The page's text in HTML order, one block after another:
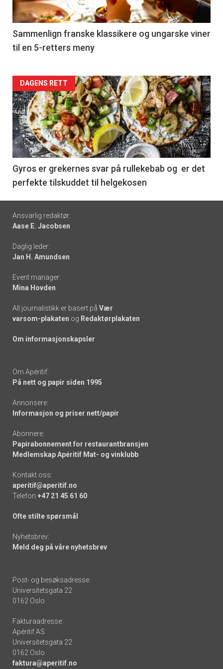
-
5
Sammenlign franske klassikere og ungarske viner
til en 5-retters meny
Forsiden
akkurat
nå
-
6
DAGENS RETT
Gyros er grekernes svar på rullekebab og er det
perfekte tilskuddet til helgekosen
Footer
-
links
Ansvarlig redaktør:
Aase E. Jacobsen
Daglig leder:
Jan H. Amundsen
Event manager:
Mina Hovden
All journalistikk er basert på Vær
varsom-plakaten og Redaktørplakaten
Om informasjonskapsler
Om Apéritif:
På nett og papir siden 1995
Annonsere:
Informasjon og priser nett/papir
Abonnere:
Papirabonnement for restaurantbransjen
Medlemskap Apéritif Mat- og vinklubb
Kontakt oss:
aperitif@aperitif.no
Telefon +47 21 45 61 60
Ofte stilte spørsmål
Nyhetsbrev:
Meld deg på våre nyhetsbrev
Post- og besøksadresse:
Universitetsgata 22
0162 Oslo
Fakturaadresse:
Apéritif AS
Universitetsgata 22
0162 Oslo
faktura@aperitif.no